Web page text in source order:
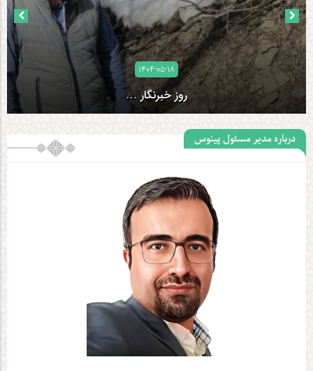
۱۴۰۲-۰۸-۲۷
بیانیه رسانه‌های ایران درباره جنگ غزه
درباره مدیر مسئول پینوس